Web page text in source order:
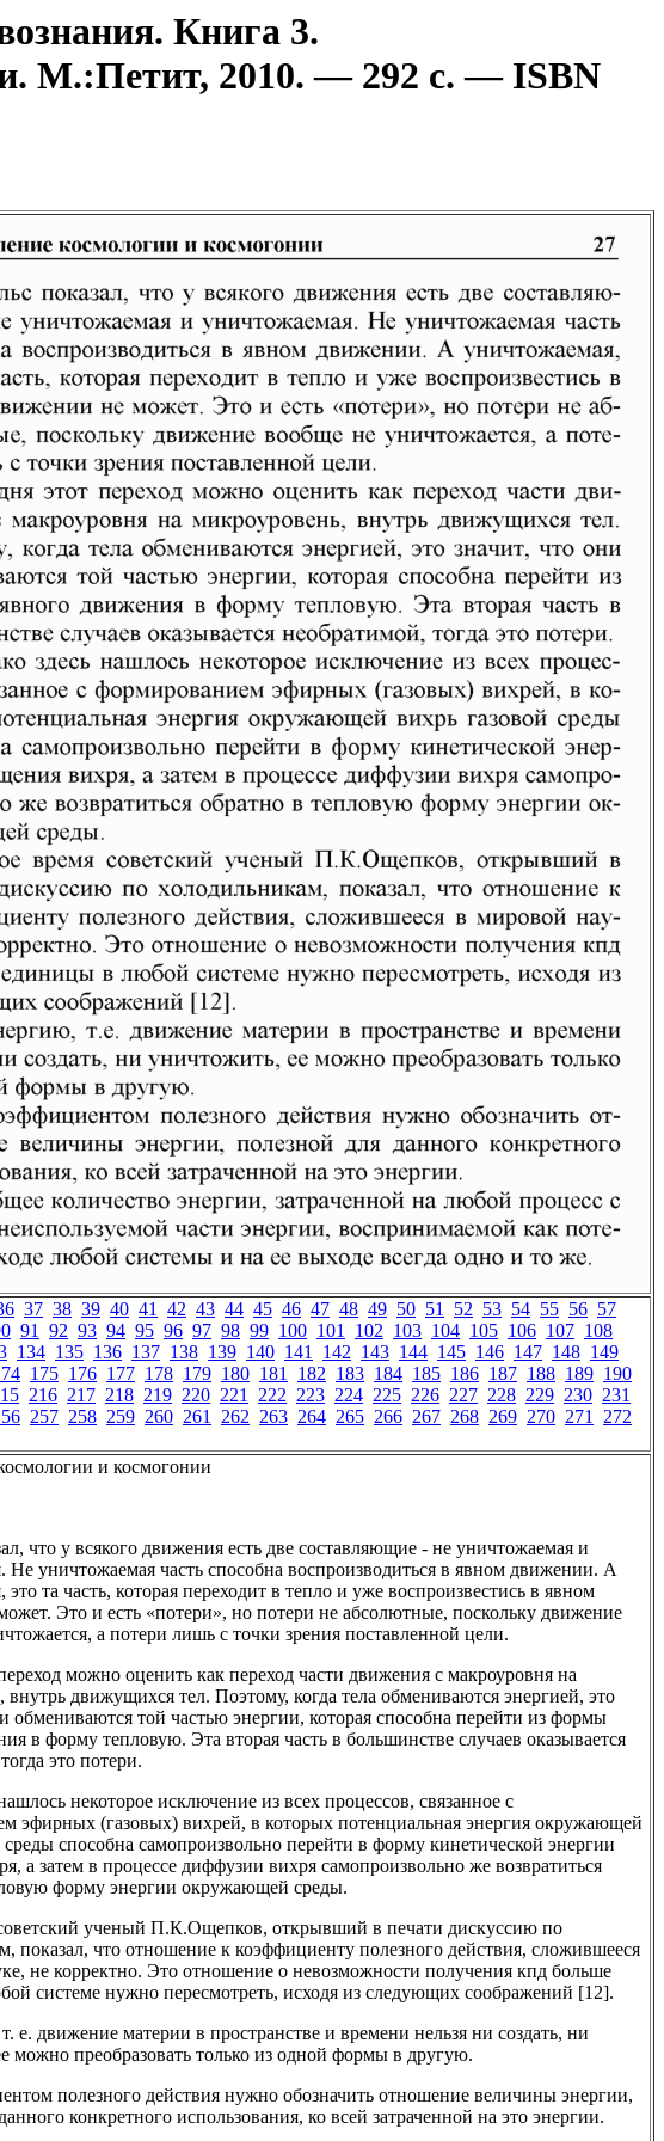
Книга 3.
М.:Петит, 2010. — 292 с. — ISBN
37 38 39 40 41 42 43 44 45 46 47 48 49 50 51 52 53 54 55 56 57
91 92 93 94 95 96 97 98 99 100 101 102 103 104 105 106 107 108
134 135 136 137 138 139 140 141 142 143 144 145 146 147 148 149
175 176 177 178 179 180 181 182 183 184 185 186 187 188 189 190
216 217 218 219 220 221 222 223 224 225 226 227 228 229 230 231
257 258 259 260 261 262 263 264 265 266 267 268 269 270 271 272
и космогонии
что у всякого движения есть две составляющие - не уничтожаемая и
Не уничтожаемая часть способна воспроизводиться в явном движении. А
та часть, которая переходит в тепло и уже воспроизвестись в явном
Это и есть «потери», но потери не абсолютные, поскольку движение
а потери лишь с точки зрения поставленной цели.
можно оценить как переход части движения с макроуровня на
внутрь движущихся тел. Поэтому, когда тела обмениваются энергией, это
обмениваются той частью энергии, которая способна перейти из формы
в форму тепловую. Эта вторая часть в большинстве случаев оказывается
это потери.
некоторое исключение из всех процессов, связанное с
эфирных (газовых) вихрей, в которых потенциальная энергия окружающей
среды способна самопроизвольно перейти в форму кинетической энергии
а затем в процессе диффузии вихря самопроизвольно же возвратиться
форму энергии окружающей среды.
ученый П.К.Ощепков, открывший в печати дискуссию по
показал, что отношение к коэффициенту полезного действия, сложившееся
не корректно. Это отношение о невозможности получения кпд больше
системе нужно пересмотреть, исходя из следующих соображений [12].
движение материи в пространстве и времени нельзя ни создать, ни
можно преобразовать только из одной формы в другую.
полезного действия нужно обозначить отношение величины энергии,
конкретного использования, ко всей затраченной на это энергии.